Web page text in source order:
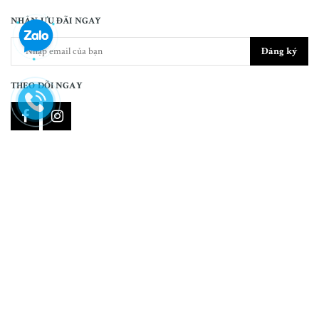
NHẬN ƯU ĐÃI NGAY
Đăng ký
THEO DÕI NGAY